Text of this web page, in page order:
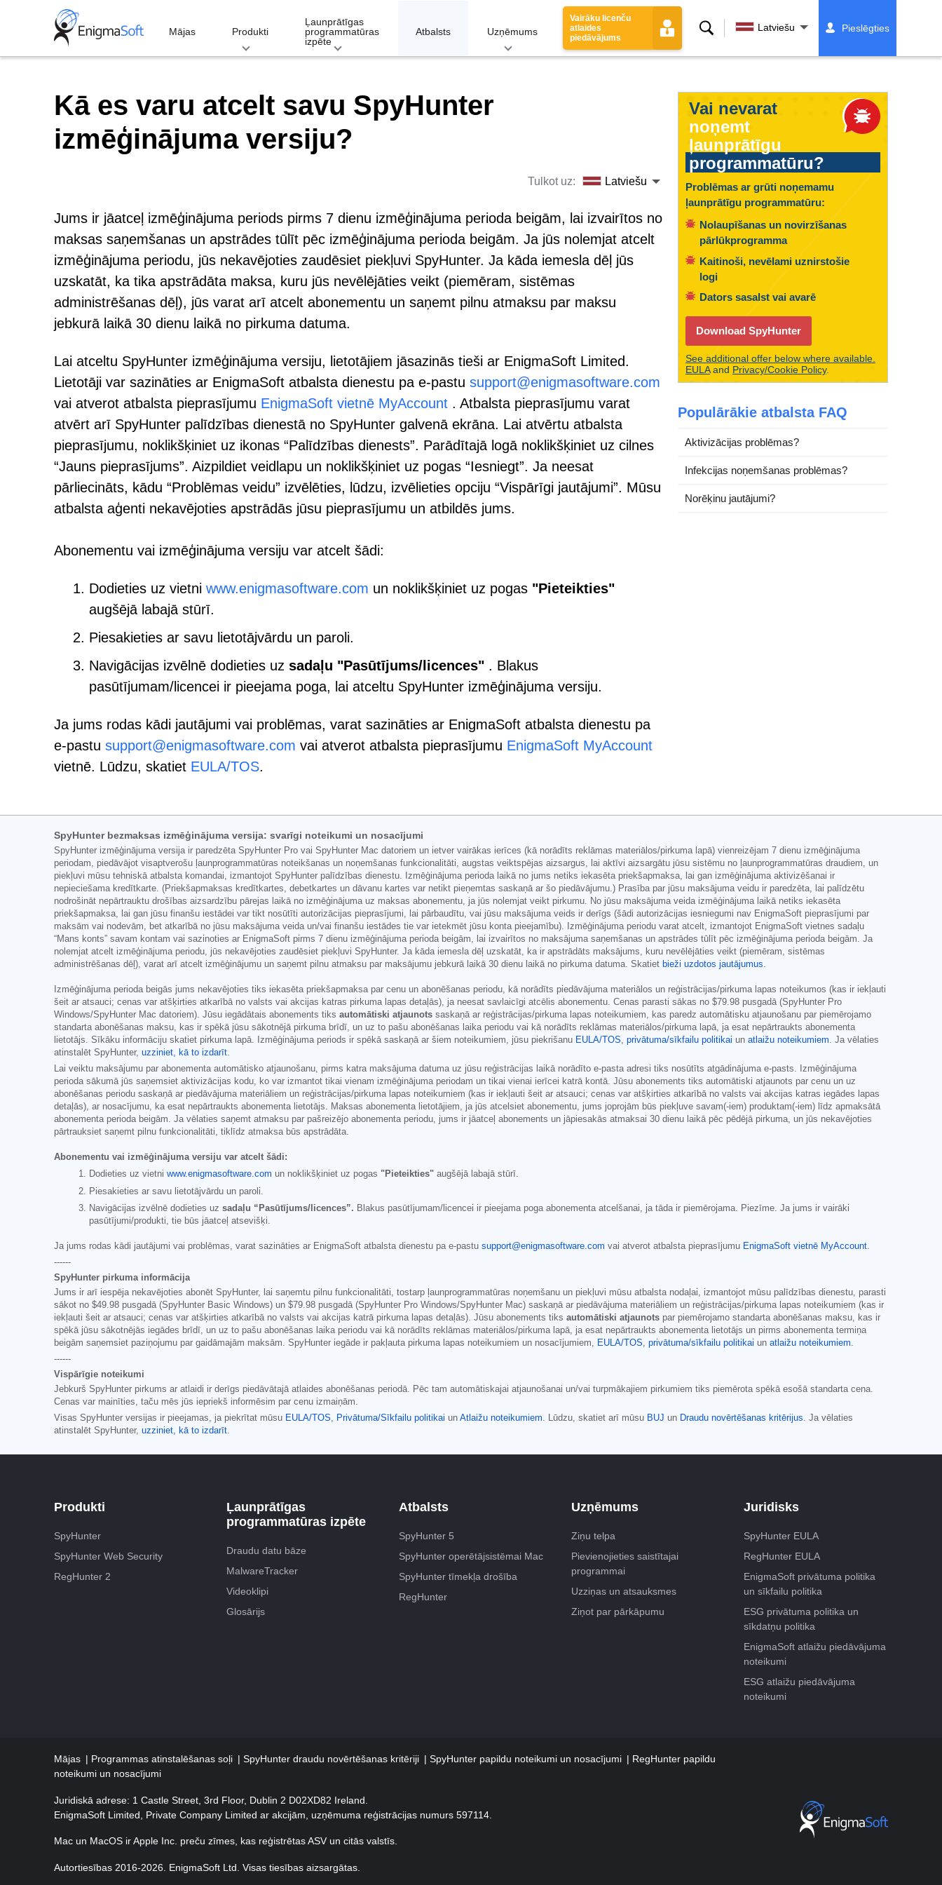
Mājas Produkti
Ļaunprātīgas
programmatūras
izpēte
Atbalsts Uzņēmums
Vairāku licenču
atlaides
piedāvājums
Meklēt Latviešu Pieslēgties
Kā es varu atcelt savu SpyHunter
izmēģinājuma versiju?
Tulkot uz: Latviešu
Jums ir jāatceļ izmēģinājuma periods pirms 7 dienu izmēģinājuma perioda beigām, lai izvairītos no
maksas saņemšanas un apstrādes tūlīt pēc izmēģinājuma perioda beigām. Ja jūs nolemjat atcelt
izmēģinājuma periodu, jūs nekavējoties zaudēsiet piekļuvi SpyHunter. Ja kāda iemesla dēļ jūs
uzskatāt, ka tika apstrādāta maksa, kuru jūs nevēlējāties veikt (piemēram, sistēmas
administrēšanas dēļ), jūs varat arī atcelt abonementu un saņemt pilnu atmaksu par maksu
jebkurā laikā 30 dienu laikā no pirkuma datuma.
Lai atceltu SpyHunter izmēģinājuma versiju, lietotājiem jāsazinās tieši ar EnigmaSoft Limited.
Lietotāji var sazināties ar EnigmaSoft atbalsta dienestu pa e-pastu support@enigmasoftware.com
vai atverot atbalsta pieprasījumu EnigmaSoft vietnē MyAccount . Atbalsta pieprasījumu varat
atvērt arī SpyHunter palīdzības dienestā no SpyHunter galvenā ekrāna. Lai atvērtu atbalsta
pieprasījumu, noklikšķiniet uz ikonas “Palīdzības dienests”. Parādītajā logā noklikšķiniet uz cilnes
“Jauns pieprasījums”. Aizpildiet veidlapu un noklikšķiniet uz pogas “Iesniegt”. Ja neesat
pārliecināts, kādu “Problēmas veidu” izvēlēties, lūdzu, izvēlieties opciju “Vispārīgi jautājumi”. Mūsu
atbalsta aģenti nekavējoties apstrādās jūsu pieprasījumu un atbildēs jums.
Abonementu vai izmēģinājuma versiju var atcelt šādi:
Dodieties uz vietni www.enigmasoftware.com un noklikšķiniet uz pogas "Pieteikties"
augšējā labajā stūrī.
Piesakieties ar savu lietotājvārdu un paroli.
Navigācijas izvēlnē dodieties uz sadaļu "Pasūtījums/licences" . Blakus
pasūtījumam/licencei ir pieejama poga, lai atceltu SpyHunter izmēģinājuma versiju.
Ja jums rodas kādi jautājumi vai problēmas, varat sazināties ar EnigmaSoft atbalsta dienestu pa
e-pastu support@enigmasoftware.com vai atverot atbalsta pieprasījumu EnigmaSoft MyAccount
vietnē. Lūdzu, skatiet EULA/TOS.
Vai nevarat
noņemt
ļaunprātīgu
programmatūru?
Problēmas ar grūti noņemamu
ļaunprātīgu programmatūru:
Nolaupīšanas un novirzīšanas
pārlūkprogramma
Kaitinoši, nevēlami uznirstošie
logi
Dators sasalst vai avarē
Download SpyHunter
See additional offer below where available.
EULAand Privacy/Cookie Policy.
Populārākie atbalsta FAQ
Aktivizācijas problēmas?
Infekcijas noņemšanas problēmas?
Norēķinu jautājumi?
SpyHunter bezmaksas izmēģinājuma versija: svarīgi noteikumi un nosacījumi
SpyHunter izmēģinājuma versija ir paredzēta SpyHunter Pro vai SpyHunter Mac datoriem un ietver vairākas ierīces (kā norādīts reklāmas materiālos/pirkuma lapā) vienreizējam 7 dienu izmēģinājuma
periodam, piedāvājot visaptverošu ļaunprogrammatūras noteikšanas un noņemšanas funkcionalitāti, augstas veiktspējas aizsargus, lai aktīvi aizsargātu jūsu sistēmu no ļaunprogrammatūras draudiem, un
piekļuvi mūsu tehniskā atbalsta komandai, izmantojot SpyHunter palīdzības dienestu. Izmēģinājuma perioda laikā no jums netiks iekasēta priekšapmaksa, lai gan izmēģinājuma aktivizēšanai ir
nepieciešama kredītkarte. (Priekšapmaksas kredītkartes, debetkartes un dāvanu kartes var netikt pieņemtas saskaņā ar šo piedāvājumu.) Prasība par jūsu maksājuma veidu ir paredzēta, lai palīdzētu
nodrošināt nepārtrauktu drošības aizsardzību pārejas laikā no izmēģinājuma uz maksas abonementu, ja jūs nolemjat veikt pirkumu. No jūsu maksājuma veida izmēģinājuma laikā netiks iekasēta
priekšapmaksa, lai gan jūsu finanšu iestādei var tikt nosūtīti autorizācijas pieprasījumi, lai pārbaudītu, vai jūsu maksājuma veids ir derīgs (šādi autorizācijas iesniegumi nav EnigmaSoft pieprasījumi par
maksām vai nodevām, bet atkarībā no jūsu maksājuma veida un/vai finanšu iestādes tie var ietekmēt jūsu konta pieejamību). Izmēģinājuma periodu varat atcelt, izmantojot EnigmaSoft vietnes sadaļu
“Mans konts” savam kontam vai sazinoties ar EnigmaSoft pirms 7 dienu izmēģinājuma perioda beigām, lai izvairītos no maksājuma saņemšanas un apstrādes tūlīt pēc izmēģinājuma perioda beigām. Ja
nolemjat atcelt izmēģinājuma periodu, jūs nekavējoties zaudēsiet piekļuvi SpyHunter. Ja kāda iemesla dēļ uzskatāt, ka ir apstrādāts maksājums, kuru nevēlējāties veikt (piemēram, sistēmas
administrēšanas dēļ), varat arī atcelt izmēģinājumu un saņemt pilnu atmaksu par maksājumu jebkurā laikā 30 dienu laikā no pirkuma datuma. Skatiet bieži uzdotos jautājumus.
Izmēģinājuma perioda beigās jums nekavējoties tiks iekasēta priekšapmaksa par cenu un abonēšanas periodu, kā norādīts piedāvājuma materiālos un reģistrācijas/pirkuma lapas noteikumos (kas ir iekļauti
šeit ar atsauci; cenas var atšķirties atkarībā no valsts vai akcijas katras pirkuma lapas detaļās), ja neesat savlaicīgi atcēlis abonementu. Cenas parasti sākas no $79.98 pusgadā (SpyHunter Pro
Windows/SpyHunter Mac datoriem). Jūsu iegādātais abonements tiks automātiski atjaunots saskaņā ar reģistrācijas/pirkuma lapas noteikumiem, kas paredz automātisku atjaunošanu par piemērojamo
standarta abonēšanas maksu, kas ir spēkā jūsu sākotnējā pirkuma brīdī, un uz to pašu abonēšanas laika periodu vai kā norādīts reklāmas materiālos/pirkuma lapā, ja esat nepārtraukts abonementa
lietotājs. Sīkāku informāciju skatiet pirkuma lapā. Izmēģinājuma periods ir spēkā saskaņā ar šiem noteikumiem, jūsu piekrišanu EULA/TOS, privātuma/sīkfailu politikai un atlaižu noteikumiem. Ja vēlaties
atinstalēt SpyHunter, uzziniet, kā to izdarīt.
Lai veiktu maksājumu par abonementa automātisko atjaunošanu, pirms katra maksājuma datuma uz jūsu reģistrācijas laikā norādīto e-pasta adresi tiks nosūtīts atgādinājuma e-pasts. Izmēģinājuma
perioda sākumā jūs saņemsiet aktivizācijas kodu, ko var izmantot tikai vienam izmēģinājuma periodam un tikai vienai ierīcei katrā kontā. Jūsu abonements tiks automātiski atjaunots par cenu un uz
abonēšanas periodu saskaņā ar piedāvājuma materiāliem un reģistrācijas/pirkuma lapas noteikumiem (kas ir iekļauti šeit ar atsauci; cenas var atšķirties atkarībā no valsts vai akcijas katras iegādes lapas
detaļās), ar nosacījumu, ka esat nepārtraukts abonementa lietotājs. Maksas abonementa lietotājiem, ja jūs atcelsiet abonementu, jums joprojām būs piekļuve savam(-iem) produktam(-iem) līdz apmaksātā
abonementa perioda beigām. Ja vēlaties saņemt atmaksu par pašreizējo abonementa periodu, jums ir jāatceļ abonements un jāpiesakās atmaksai 30 dienu laikā pēc pēdējā pirkuma, un jūs nekavējoties
pārtrauksiet saņemt pilnu funkcionalitāti, tiklīdz atmaksa būs apstrādāta.
Abonementu vai izmēģinājuma versiju var atcelt šādi:
Dodieties uz vietni www.enigmasoftware.com un noklikšķiniet uz pogas "Pieteikties" augšējā labajā stūrī.
Piesakieties ar savu lietotājvārdu un paroli.
Navigācijas izvēlnē dodieties uz sadaļu “Pasūtījums/licences”. Blakus pasūtījumam/licencei ir pieejama poga abonementa atcelšanai, ja tāda ir piemērojama. Piezīme. Ja jums ir vairāki
pasūtījumi/produkti, tie būs jāatceļ atsevišķi.
Ja jums rodas kādi jautājumi vai problēmas, varat sazināties ar EnigmaSoft atbalsta dienestu pa e-pastu support@enigmasoftware.com vai atverot atbalsta pieprasījumu EnigmaSoft vietnē MyAccount
------
SpyHunter pirkuma informācija
Jums ir arī iespēja nekavējoties abonēt SpyHunter, lai saņemtu pilnu funkcionalitāti, tostarp ļaunprogrammatūras noņemšanu un piekļuvi mūsu atbalsta nodaļai, izmantojot mūsu palīdzības dienestu, parasti
sākot no $49.98 pusgadā (SpyHunter Basic Windows) un $79.98 pusgadā (SpyHunter Pro Windows/SpyHunter Mac) saskaņā ar piedāvājuma materiāliem un reģistrācijas/pirkuma lapas noteikumiem (kas ir
iekļauti šeit ar atsauci; cenas var atšķirties atkarībā no valsts vai akcijas katrā pirkuma lapas detaļās). Jūsu abonements tiks automātiski atjaunots par piemērojamo standarta abonēšanas maksu, kas ir
spēkā jūsu sākotnējās iegādes brīdī, un uz to pašu abonēšanas laika periodu vai kā norādīts reklāmas materiālos/pirkuma lapā, ja esat nepārtraukts abonementa lietotājs un pirms abonementa termiņa
beigām saņemsiet paziņojumu par gaidāmajām maksām. SpyHunter iegāde ir pakļauta pirkuma lapas noteikumiem un nosacījumiem,
EULA/TOS privātuma/sīkfailu politikai un atlaižu noteikumiem
------
Vispārīgie noteikumi
Jebkurš SpyHunter pirkums ar atlaidi ir derīgs piedāvātajā atlaides abonēšanas periodā. Pēc tam automātiskajai atjaunošanai un/vai turpmākajiem pirkumiem tiks piemērota spēkā esošā standarta cena.
Cenas var mainīties, taču mēs jūs iepriekš informēsim par cenu izmaiņām.
Visas SpyHunter versijas ir pieejamas, ja piekrītat mūsu EULA/TOS Privātuma/Sīkfailu politikai un Atlaižu noteikumiem . Lūdzu, skatiet arī mūsu BUJ un Draudu novērtēšanas kritērijus . Ja vēlaties
atinstalēt SpyHunter, uzziniet, kā to izdarīt
Produkti
SpyHunter
SpyHunter Web Security
RegHunter 2
Ļaunprātīgas
programmatūras izpēte
Draudu datu bāze
MalwareTracker
Videoklipi
Glosārijs
Atbalsts
SpyHunter 5
SpyHunter operētājsistēmai Mac
SpyHunter tīmekļa drošība
RegHunter
Uzņēmums
Ziņu telpa
Pievienojieties saistītajai
programmai
Uzziņas un atsauksmes
Ziņot par pārkāpumu
Juridisks
SpyHunter EULA
RegHunter EULA
EnigmaSoft privātuma politika
un sīkfailu politika
ESG privātuma politika un
sīkdatņu politika
EnigmaSoft atlaižu piedāvājuma
noteikumi
ESG atlaižu piedāvājuma
noteikumi
Mājas Programmas atinstalēšanas soļi SpyHunter draudu novērtēšanas kritēriji SpyHunter papildu noteikumi un nosacījumi
RegHunter papildu
noteikumi un nosacījumi
Juridiskā adrese: 1 Castle Street, 3rd Floor, Dublin 2 D02XD82 Ireland.
EnigmaSoft Limited, Private Company Limited ar akcijām, uzņēmuma reģistrācijas numurs 597114.
Mac un MacOS ir Apple Inc. preču zīmes, kas reģistrētas ASV un citās valstīs.
Autortiesības 2016-2026 . EnigmaSoft Ltd. Visas tiesības aizsargātas.